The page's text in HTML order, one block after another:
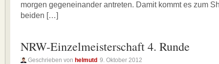
morgen gegeneinander antreten. Damit kommt es zum
beiden […]
NRW-Einzelmeisterschaft 4. Runde
Geschrieben von helmutd 9. Oktober 2012